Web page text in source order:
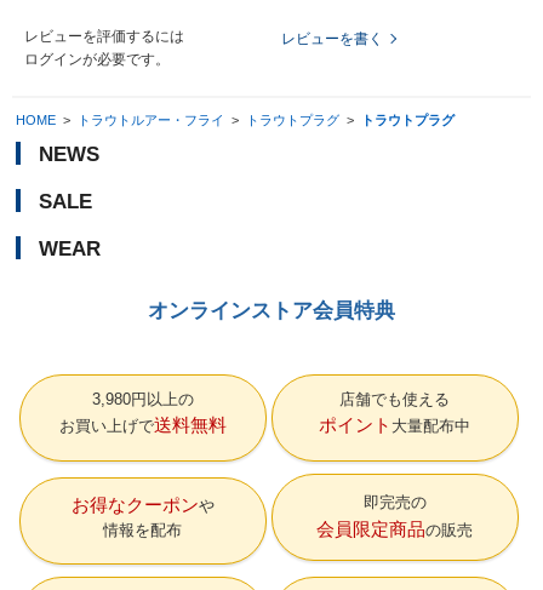
レビューを評価するには
ログインが必要です。
レビューを書く
HOME > トラウトルアー・フライ > トラウトプラグ > トラウトプラグ
NEWS
SALE
WEAR
オンラインストア会員特典
3,980円以上の
お買い上げで送料無料
店舗でも使える
ポイント 大量配布中
お得なクーポン
情報を配布
即完売の
会員限定商品の販売